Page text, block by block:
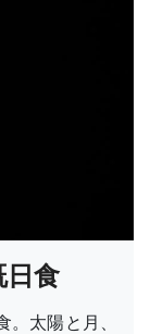
食
太陽と月、